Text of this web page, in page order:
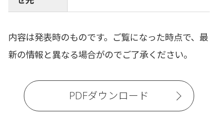
内容は発表時のものです。ご覧になった時点で、最
新の情報と異なる場合がのでご了承ください。
PDFダウンロード